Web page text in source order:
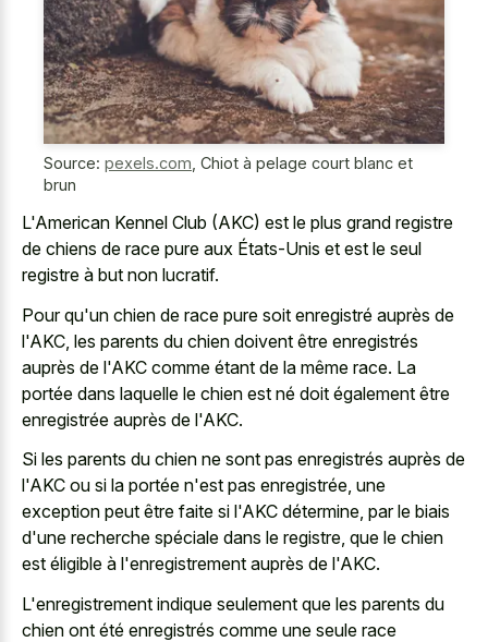
Source: pexels.com Chiot à pelage court blanc et
brun
L'American Kennel Club (AKC) est le plus grand registre
de chiens de race pure aux États-Unis et est le seul
registre à but non lucratif.
Pour qu'un chien de race pure soit enregistré auprès de
l'AKC, les parents du chien doivent être enregistrés
auprès de l'AKC comme étant de la même race. La
portée dans laquelle le chien est né doit également être
enregistrée auprès de l'AKC.
Si les parents du chien ne sont pas enregistrés auprès de
l'AKC ou si la portée n'est pas enregistrée, une
exception peut être faite si l'AKC détermine, par le biais
d'une recherche spéciale dans le registre, que le chien
est éligible à l'enregistrement auprès de l'AKC.
L'enregistrement indique seulement que les parents du
chien ont été enregistrés comme une seule race